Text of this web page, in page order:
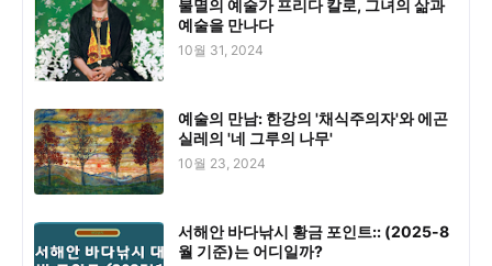
불멸의 예술가 프리다 칼로, 그녀의 삶과
예술을 만나다
10월 31, 2024
예술의 만남: 한강의 '채식주의자'와 에곤
실레의 '네 그루의 나무'
10월 23, 2024
서해안 바다낚시 황금 포인트:: (2025-8
월 기준)는 어디일까?